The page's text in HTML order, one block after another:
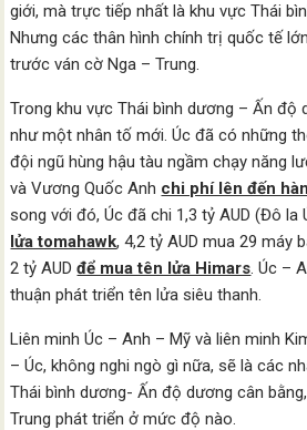
giới, mà trực tiếp nhất là khu vực Thái
Nhưng các thân hình chính trị quốc tế
trước ván cờ Nga – Trung.
Trong khu vực Thái bình dương – Ấn độ
như một nhân tố mới. Úc đã có những
đội ngũ hùng hậu tàu ngầm chạy năng
và Vương Quốc Anh chi phí lên đến
song với đó, Úc đã chi 1,3 tỷ AUD (Đô la
lửa tomahawk, 4,2 tỷ AUD mua 29 máy
2 tỷ AUDđể mua tên lửa Himars. Úc –
thuận phát triển tên lửa siêu thanh.
Liên minh Úc – Anh – Mỹ và liên minh
– Úc, không nghi ngò gì nữa, sẽ là các
Thái bình dương- Ấn độ dương cân
Trung phát triển ở mức độ nào.